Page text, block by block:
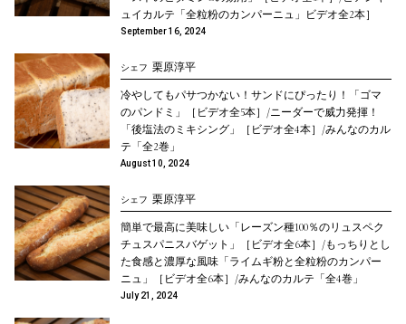
ュイカルテ「全粒粉のカンパーニュ」ビデオ全2本］
September 16, 2024
シェフ 栗原淳平
冷やしてもパサつかない！サンドにぴったり！「ゴマ
のパンドミ」［ビデオ全5本］/ニーダーで威力発揮！
「後塩法のミキシング」［ビデオ全4本］/みんなのカル
テ「全2巻」
August 10, 2024
シェフ 栗原淳平
簡単で最高に美味しい「レーズン種100％のリュスペク
チュスパニスバゲット」［ビデオ全6本］/もっちりとし
た食感と濃厚な風味「ライムギ粉と全粒粉のカンパー
ニュ」［ビデオ全6本］/みんなのカルテ「全4巻」
July 21, 2024